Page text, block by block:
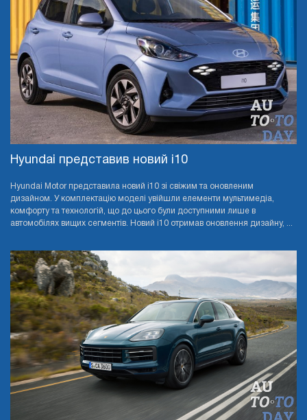
Hyundai представив новий i10
Hyundai Motor представила новий i10 зі свіжим та оновленим
дизайном. У комплектацію моделі увійшли елементи мультимедіа,
комфорту та технологій, що до цього були доступними лише в
автомобілях вищих сегментів. Новий i10 отримав оновлення дизайну, ...